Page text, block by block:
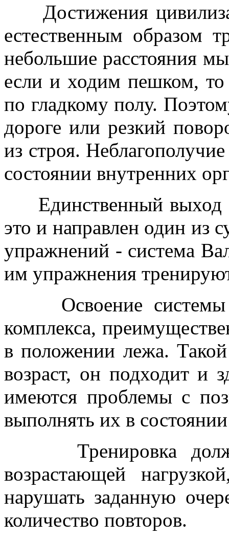
Достижения
естественным образом
небольшие расстояния
если и ходим пешком,
по гладкому полу.
дороге или резкий
из строя.
состоянии внутренних
Единственный выход
это и направлен один из
упражнений - система
им упражнения
Освоение системы
комплекса,
в положении лежа.
возраст, он подходит и
имеются проблемы с
выполнять их в
Тренировка
возрастающей
нарушать заданную
количество повторов.